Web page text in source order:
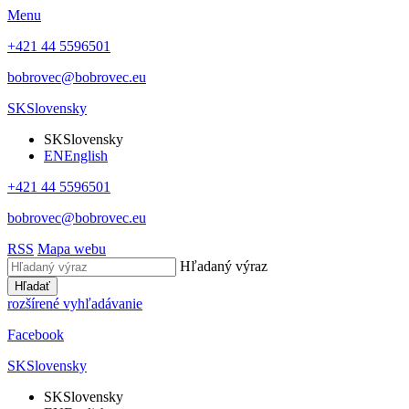
Menu
+421 44 5596501
bobrovec@bobrovec.eu
SKSlovensky
SKSlovensky
ENEnglish
+421 44 5596501
bobrovec@bobrovec.eu
RSS Mapa webu
Hľadaný výraz
Hľadať
rozšírené vyhľadávanie
Facebook
SKSlovensky
SKSlovensky